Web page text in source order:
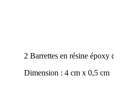
2 Barrettes en résine époxy
Dimension : 4 cm x 0,5 cm